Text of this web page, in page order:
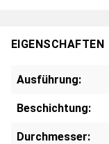
EIGENSCHAFTEN
Ausführung:
Beschichtung:
Durchmesser: